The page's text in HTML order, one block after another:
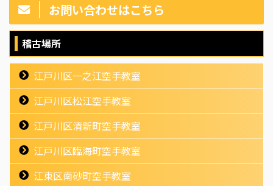
お問い合わせはこちら
稽古場所
江戸川区一之江空手教室
江戸川区松江空手教室
江戸川区清新町空手教室
江戸川区臨海町空手教室
江東区南砂町空手教室